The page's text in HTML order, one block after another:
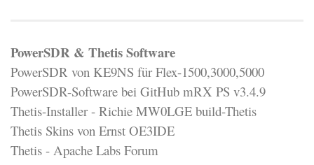
PowerSDR & Thetis Software
PowerSDR von KE9NS für Flex-1500,3000,5000
PowerSDR-Software bei GitHub mRX PS v3.4.9
Thetis-Installer - Richie MW0LGE build-Thetis
Thetis Skins von Ernst OE3IDE
Thetis - Apache Labs Forum